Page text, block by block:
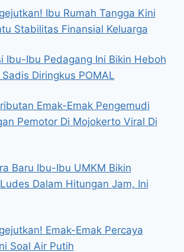
Ibu Rumah Tangga Kini
Stabilitas Finansial Keluarga
Ibu-Ibu Pedagang Ini Bikin Heboh
Diringkus POMAL
Emak-Emak Pengemudi
Pemotor Di Mojokerto Viral Di
Baru Ibu-Ibu UMKM Bikin
Dalam Hitungan Jam, Ini
Emak-Emak Percaya
Soal Air Putih